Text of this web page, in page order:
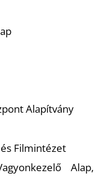
Alapítvány
Filmintézet
Alap,